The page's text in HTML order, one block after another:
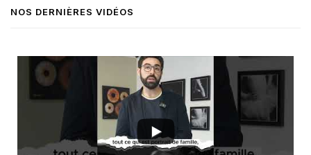
NOS DERNIÈRES VIDÉOS